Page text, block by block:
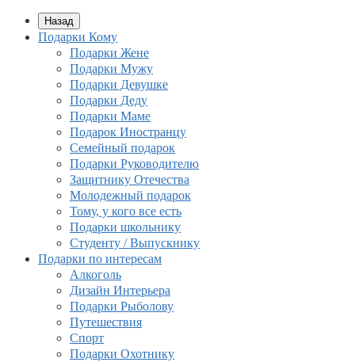
Назад
Подарки Кому
Подарки Жене
Подарки Мужу
Подарки Девушке
Подарки Деду
Подарки Маме
Подарок Иностранцу
Семейный подарок
Подарки Руководителю
Защитнику Отечества
Молодежный подарок
Тому, у кого все есть
Подарки школьнику
Студенту / Выпускнику
Подарки по интересам
Алкоголь
Дизайн Интерьера
Подарки Рыболову
Путешествия
Спорт
Подарки Охотнику